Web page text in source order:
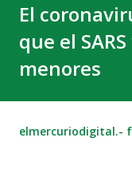
El
que el
menores
elmercuriodigital.-